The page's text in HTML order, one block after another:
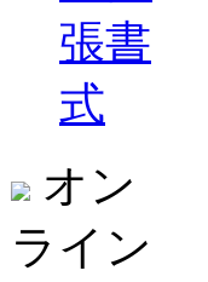
張書
式
オン
ライン